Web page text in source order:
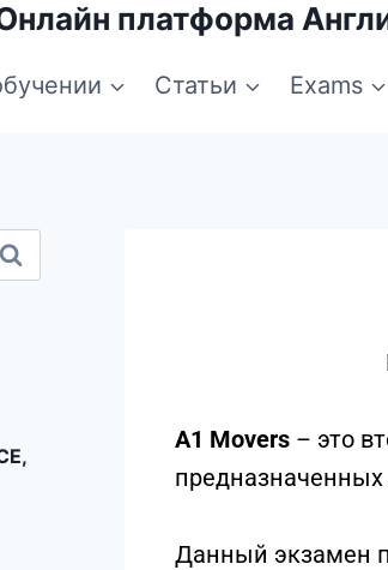
платформа
Статьи Exams
A1 Movers– это
предназначенных
Данный экзамен